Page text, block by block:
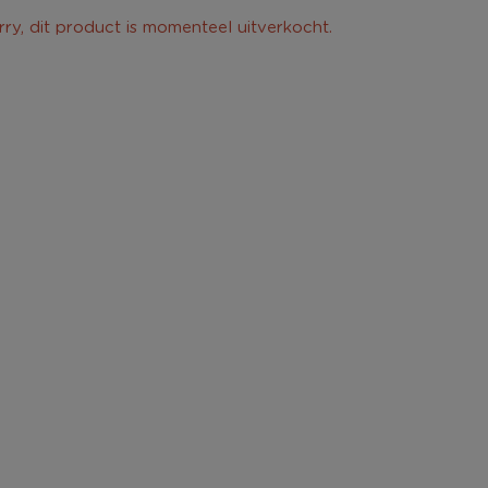
dit product is momenteel uitverkocht.